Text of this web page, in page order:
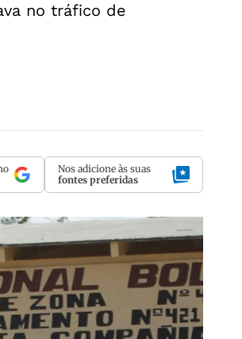
no tráfico de
Nos adicione às suas
fontes preferidas